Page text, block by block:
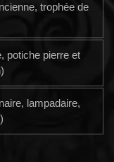
trophée de
potiche pierre et
lampadaire,